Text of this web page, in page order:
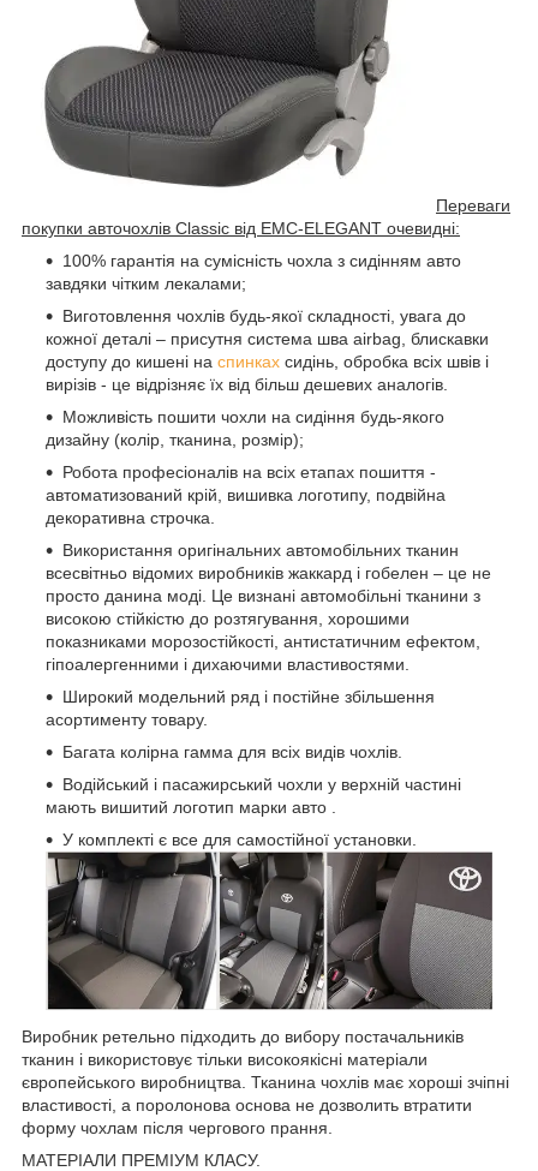
Переваги
покупки авточохлів Classic від EMC-ELEGANT очевидні:
100% гарантія на сумісність чохла з сидінням авто
завдяки чітким лекалами;
Виготовлення чохлів будь-якої складності, увага до
кожної деталі – присутня система шва airbag, блискавки
доступу до кишені на спинках сидінь, обробка всіх швів і
вирізів - це відрізняє їх від більш дешевих аналогів.
Можливість пошити чохли на сидіння будь-якого
дизайну (колір, тканина, розмір);
Робота професіоналів на всіх етапах пошиття -
автоматизований крій, вишивка логотипу, подвійна
декоративна строчка.
Використання оригінальних автомобільних тканин
всесвітньо відомих виробників жаккард і гобелен – це не
просто данина моді. Це визнані автомобільні тканини з
високою стійкістю до розтягування, хорошими
показниками морозостійкості, антистатичним ефектом,
гіпоалергенними і дихаючими властивостями.
Широкий модельний ряд і постійне збільшення
асортименту товару.
Багата колірна гамма для всіх видів чохлів.
Водійський і пасажирський чохли у верхній частині
мають вишитий логотип марки авто .
У комплекті є все для самостійної установки.
Виробник ретельно підходить до вибору постачальників
тканин і використовує тільки високоякісні матеріали
європейського виробництва. Тканина чохлів має хороші зчіпні
властивості, а поролонова основа не дозволить втратити
форму чохлам після чергового прання.
МАТЕРІАЛИ ПРЕМІУМ КЛАСУ.